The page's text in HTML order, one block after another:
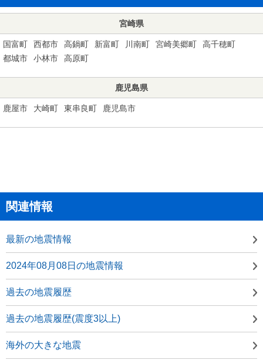
宮崎県
国富町 西都市 高鍋町 新富町 川南町 宮崎美郷町
高千穂町
都城市
小林市 高原町
鹿児島県
鹿屋市 大崎町 東串良町 鹿児島市
関連情報
最新の地震情報
2024年08月08日の地震情報
過去の地震履歴
過去の地震履歴(震度3以上)
海外の大きな地震